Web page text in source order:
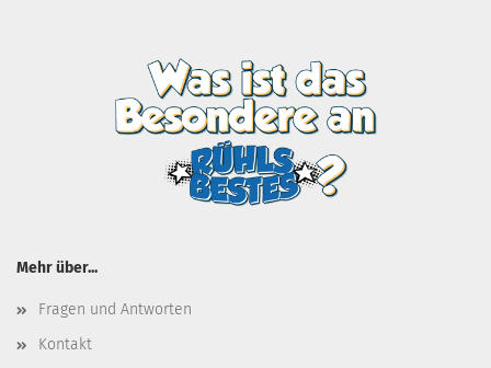
Mehr über...
Fragen und Antworten
Kontakt